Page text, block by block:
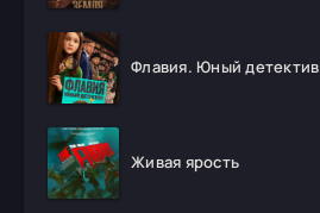
Флавия. Юный детектив
Живая ярость